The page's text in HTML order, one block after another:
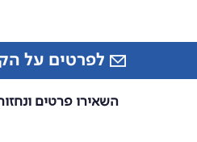
לפרטים על
השאירו פרטים